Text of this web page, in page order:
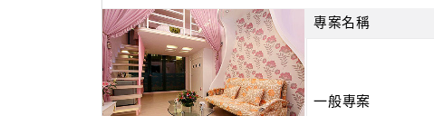
專案名稱
一般專案